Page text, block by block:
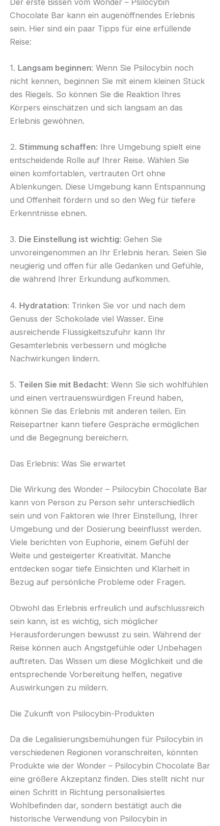
Chocolate Bar kann ein augenöffnendes Erlebnis
sein. Hier sind ein paar Tipps für eine erfüllende
Reise:
1. Langsam beginnen: Wenn Sie Psilocybin noch
nicht kennen, beginnen Sie mit einem kleinen Stück
des Riegels. So können Sie die Reaktion Ihres
Körpers einschätzen und sich langsam an das
Erlebnis gewöhnen.
2. Stimmung schaffen: Ihre Umgebung spielt eine
entscheidende Rolle auf Ihrer Reise. Wählen Sie
einen komfortablen, vertrauten Ort ohne
Ablenkungen. Diese Umgebung kann Entspannung
und Offenheit fördern und so den Weg für tiefere
Erkenntnisse ebnen.
3. Die Einstellung ist wichtig: Gehen Sie
unvoreingenommen an Ihr Erlebnis heran. Seien Sie
neugierig und offen für alle Gedanken und Gefühle,
die während Ihrer Erkundung aufkommen.
4. Hydratation: Trinken Sie vor und nach dem
Genuss der Schokolade viel Wasser. Eine
ausreichende Flüssigkeitszufuhr kann Ihr
Gesamterlebnis verbessern und mögliche
Nachwirkungen lindern.
5. Teilen Sie mit Bedacht: Wenn Sie sich wohlfühlen
und einen vertrauenswürdigen Freund haben,
können Sie das Erlebnis mit anderen teilen. Ein
Reisepartner kann tiefere Gespräche ermöglichen
und die Begegnung bereichern.
Das Erlebnis: Was Sie erwartet
Die Wirkung des Wonder – Psilocybin Chocolate Bar
kann von Person zu Person sehr unterschiedlich
sein und von Faktoren wie Ihrer Einstellung, Ihrer
Umgebung und der Dosierung beeinflusst werden.
Viele berichten von Euphorie, einem Gefühl der
Weite und gesteigerter Kreativität. Manche
entdecken sogar tiefe Einsichten und Klarheit in
Bezug auf persönliche Probleme oder Fragen.
Obwohl das Erlebnis erfreulich und aufschlussreich
sein kann, ist es wichtig, sich möglicher
Herausforderungen bewusst zu sein. Während der
Reise können auch Angstgefühle oder Unbehagen
auftreten. Das Wissen um diese Möglichkeit und die
entsprechende Vorbereitung helfen, negative
Auswirkungen zu mildern.
Die Zukunft von Psilocybin-Produkten
Da die Legalisierungsbemühungen für Psilocybin in
verschiedenen Regionen voranschreiten, könnten
Produkte wie der Wonder – Psilocybin Chocolate Bar
eine größere Akzeptanz finden. Dies stellt nicht nur
einen Schritt in Richtung personalisiertes
Wohlbefinden dar, sondern bestätigt auch die
historische Verwendung von Psilocybin in